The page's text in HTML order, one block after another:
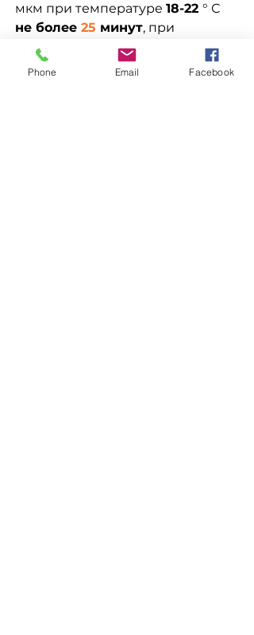
мкм при температуре 18-22 ° С
не более 25 минут, при
снижении температуры
окружающей среды время
Phone Email Facebook